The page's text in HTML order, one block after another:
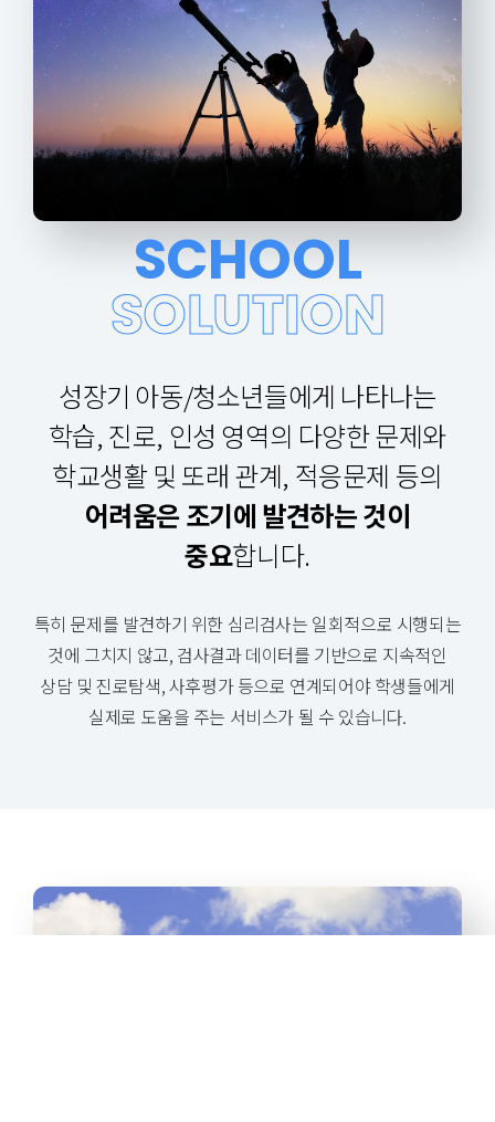
SCHOOL
SOLUTION
성장기 아동/청소년들에게 나타나는
학습, 진로, 인성 영역의 다양한 문제와
학교생활 및 또래 관계, 적응문제 등의
어려움은 조기에 발견하는 것이
중요합니다.
특히 문제를 발견하기 위한 심리검사는 일회적으로 시행되는
것에 그치지 않고, 검사결과 데이터를 기반으로 지속적인
상담 및 진로탐색, 사후평가 등으로 연계되어야 학생들에게
실제로 도움을 주는 서비스가 될 수 있습니다.